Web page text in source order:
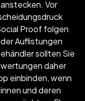
anstecken. Vor
Proof folgen
Auflistungen
sollten Sie
daher
einbinden, wenn
und deren